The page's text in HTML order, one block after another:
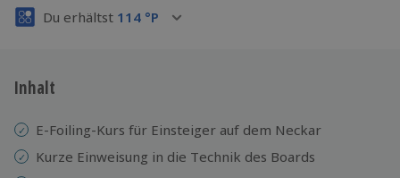
Volle Flexibilität
3 Jahre gültig & verlängerbar.
Du erhältst 114 °P
Inhalt
E-Foiling-Kurs für Einsteiger auf dem Neckar
Kurze Einweisung in die Technik des Boards